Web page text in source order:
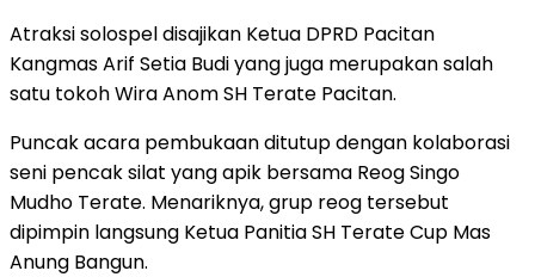
Atraksi solospel disajikan Ketua DPRD Pacitan
Kangmas Arif Setia Budi yang juga merupakan salah
satu tokoh Wira Anom SH Terate Pacitan.
Puncak acara pembukaan ditutup dengan kolaborasi
seni pencak silat yang apik bersama Reog Singo
Mudho Terate. Menariknya, grup reog tersebut
dipimpin langsung Ketua Panitia SH Terate Cup Mas
Anung Bangun.